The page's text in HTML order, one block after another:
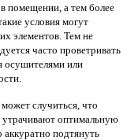
помещении, а тем более
условия могут
элементов. Тем не
часто проветривать
осушителями или
случиться, что
утрачивают оптимальную
аккуратно подтянуть